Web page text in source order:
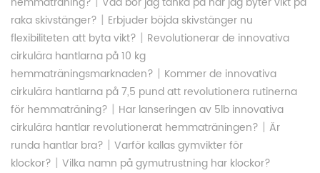
raka skivstänger? | Erbjuder böjda skivstänger nu
flexibiliteten att byta vikt? | Revolutionerar de innovativa
cirkulära hantlarna på 10 kg
hemmaträningsmarknaden? | Kommer de innovativa
cirkulära hantlarna på 7,5 pund att revolutionera rutinerna
för hemmaträning? | Har lanseringen av 5lb innovativa
cirkulära hantlar revolutionerat hemmaträningen? | Är
runda hantlar bra? | Varför kallas gymvikter för
klockor? | Vilka namn på gymutrustning har klockor?